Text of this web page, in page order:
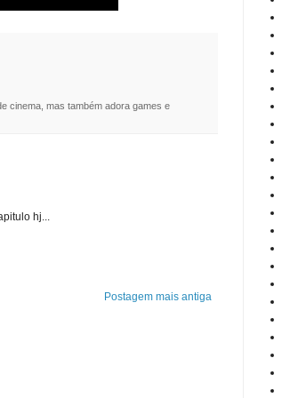
cinema, mas também adora games e
hj...
Postagem mais antiga